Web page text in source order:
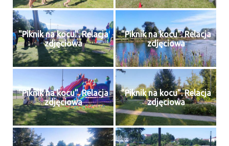
"Piknik na kocu". Relacja
zdjęciowa
"Piknik na kocu". Relacja
zdjęciowa
"Piknik na kocu". Relacja
zdjęciowa
"Piknik na kocu". Relacja
zdjęciowa